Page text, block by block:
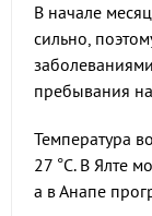
В начале
сильно,
пребывания
Температура
27 °C. В Ялте
а в Анапе